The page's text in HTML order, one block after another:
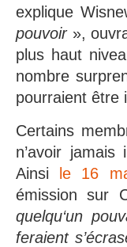
explique
pouvoir »,
plus haut
nombre
pourraient être
Certains
n’avoir
Ainsi
le 16
émission sur
quelqu‘un
feraient